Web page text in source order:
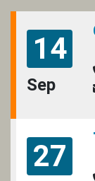
14
Sep
27